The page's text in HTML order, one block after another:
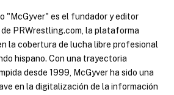
"McGyver" es el fundador y editor
PRWrestling.com, la plataforma
la cobertura de lucha libre profesional
hispano. Con una trayectoria
desde 1999, McGyver ha sido una
en la digitalización de la información